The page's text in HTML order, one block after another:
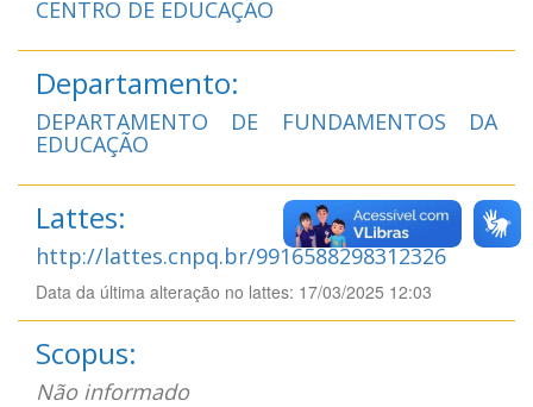
CENTRO DE EDUCAÇÃO
Departamento:
DEPARTAMENTO DE FUNDAMENTOS DA
EDUCAÇÃO
Lattes:
http://lattes.cnpq.br/9916588298312326
Data da última alteração no lattes: 17/03/2025 12:03
Scopus:
Não informado